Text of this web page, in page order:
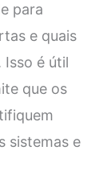
para
e quais
Isso é útil
que os
sistemas e